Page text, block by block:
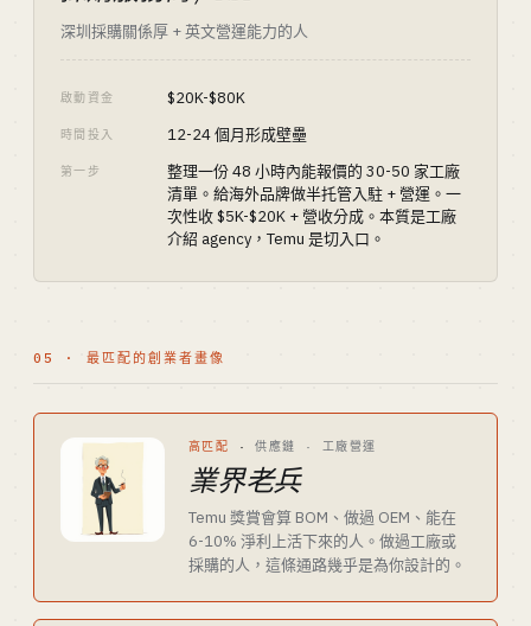
深圳採購關係厚 + 英文營運能力的人
啟動資金 $20K-$80K
時間投入 12-24 個月形成壁壘
第一步
整理一份 48 小時內能報價的 30-50 家工廠
清單。給海外品牌做半托管入駐 + 營運。一
次性收 $5K-$20K + 營收分成。本質是工廠
介紹 agency，Temu 是切入口。
05 · 最匹配的創業者畫像
高匹配 ·供應鏈 · 工廠營運
業界老兵
Temu 獎賞會算 BOM、做過 OEM、能在
6-10% 淨利上活下來的人。做過工廠或
採購的人，這條通路幾乎是為你設計的。